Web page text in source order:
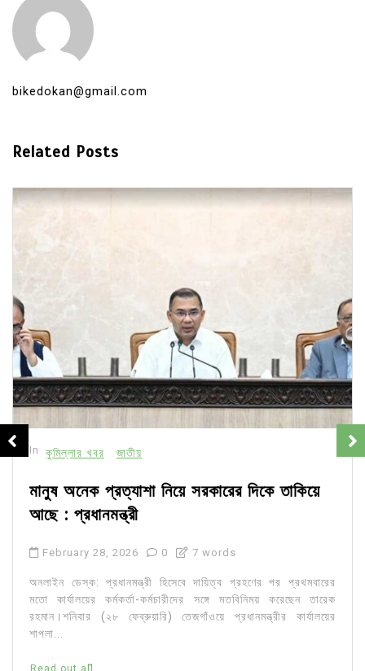
bikedokan@gmail.com
Related Posts
In কুমিল্লার খবর জাতীয়
মানুষ অনেক প্রত্যাশা নিয়ে সরকারের দিকে তাকিয়ে
আছে : প্রধানমন্ত্রী
February 28, 2026 0 7 words
অনলাইন ডেস্ক: প্রধানমন্ত্রী হিসেবে দায়িত্ব গ্রহণের পর প্রথমবারের
মতো কার্যালয়ের কর্মকর্তা-কর্মচারীদের সঙ্গে মতবিনিময় করেছেন তারেক
রহমান।শনিবার (২৮ ফেব্রুয়ারি) তেজগাঁওয়ে প্রধানমন্ত্রীর কার্যালয়ের
শাপলা...
Read out all